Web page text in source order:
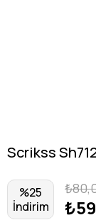
Scrikss
%25
İndirim